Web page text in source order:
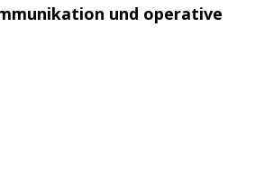
und operative